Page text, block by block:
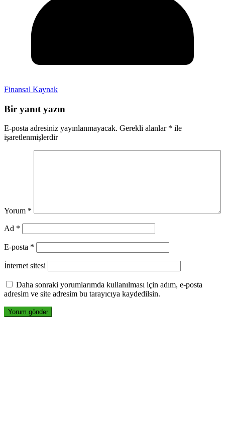
Finansal Kaynak
Bir yanıt yazın
E-posta adresiniz yayınlanmayacak. Gerekli alanlar * ile
işaretlenmişlerdir
Yorum *
Ad *
E-posta *
İnternet sitesi
Daha sonraki yorumlarımda kullanılması için adım, e-posta
adresim ve site adresim bu tarayıcıya kaydedilsin.